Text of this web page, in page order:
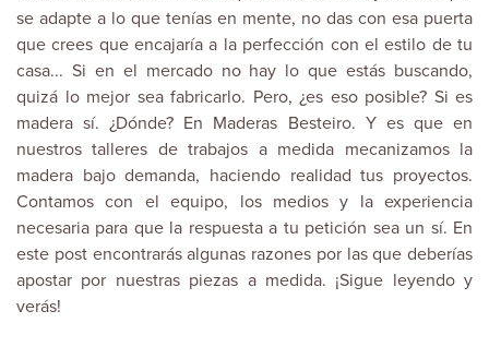
se adapte a lo que tenías en mente, no das con esa puerta
que crees que encajaría a la perfección con el estilo de tu
casa... Si en el mercado no hay lo que estás buscando,
quizá lo mejor sea fabricarlo. Pero, ¿es eso posible? Si es
madera sí. ¿Dónde? En Maderas Besteiro. Y es que en
nuestros talleres de trabajos a medida mecanizamos la
madera bajo demanda, haciendo realidad tus proyectos.
Contamos con el equipo, los medios y la experiencia
necesaria para que la respuesta a tu petición sea un sí. En
este post encontrarás algunas razones por las que deberías
apostar por nuestras piezas a medida. ¡Sigue leyendo y
verás!